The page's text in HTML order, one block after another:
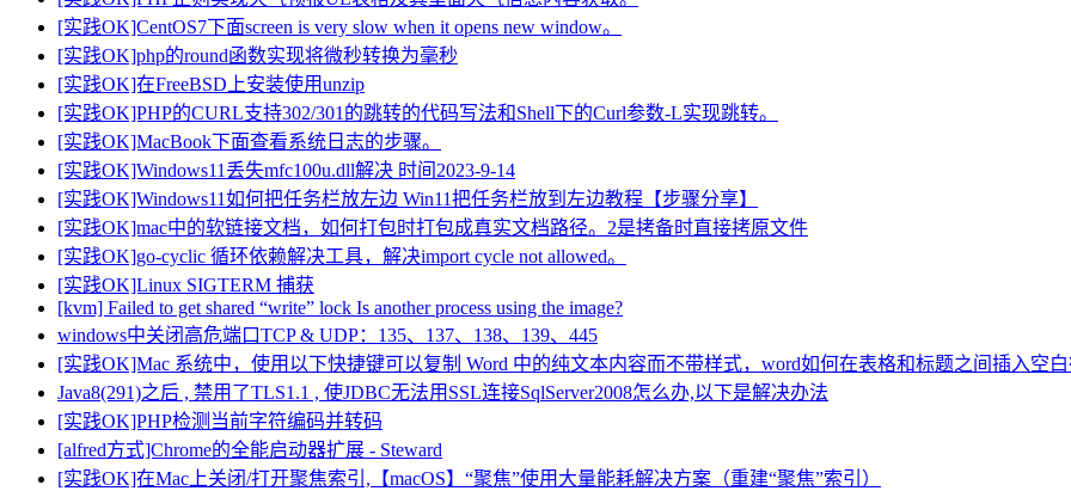
[实践OK]CentOS7下面screen is very slow when it opens new window。
[实践OK]php的round函数实现将微秒转换为毫秒
[实践OK]在FreeBSD上安装使用unzip
[实践OK]PHP的CURL支持302/301的跳转的代码写法和Shell下的Curl参数-L实现跳转。
[实践OK]MacBook下面查看系统日志的步骤。
[实践OK]Windows11丢失mfc100u.dll解决 时间2023-9-14
[实践OK]Windows11如何把任务栏放左边 Win11把任务栏放到左边教程【步骤分享】
[实践OK]mac中的软链接文档，如何打包时打包成真实文档路径。2是拷备时直接拷原文件
[实践OK]go-cyclic 循环依赖解决工具，解决import cycle not allowed。
[实践OK]Linux SIGTERM 捕获
[kvm] Failed to get shared “write” lock Is another process using the image?
windows中关闭高危端口TCP & UDP：135、137、138、139、445
[实践OK]Mac 系统中，使用以下快捷键可以复制 Word 中的纯文本内容而不带样式，word如何在表格和标题之间插入空
Java8(291)之后 , 禁用了TLS1.1 , 使JDBC无法用SSL连接SqlServer2008怎么办,以下是解决办法
[实践OK]PHP检测当前字符编码并转码
[alfred方式]Chrome的全能启动器扩展 - Steward
[实践OK]在Mac上关闭/打开聚焦索引,【macOS】“聚焦”使用大量能耗解决方案（重建“聚焦”索引）